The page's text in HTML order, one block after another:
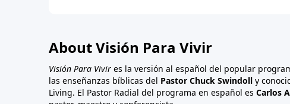
About Visión Para Vivir
Visión Para Vivir es la versión al español del popular
las enseñanzas bíblicas del Pastor Chuck Swindoll y
Living. El Pastor Radial del programa en español es Carlos